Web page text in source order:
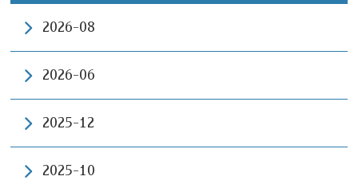
2026-08
2026-06
2025-12
2025-10